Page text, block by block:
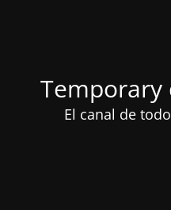
Temporary
El canal de